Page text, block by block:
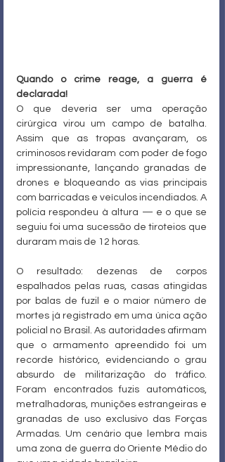
Quando o crime reage, a guerra é
declarada!
O que deveria ser uma operação
cirúrgica virou um campo de batalha.
Assim que as tropas avançaram, os
criminosos revidaram com poder de fogo
impressionante, lançando granadas de
drones e bloqueando as vias principais
com barricadas e veículos incendiados. A
polícia respondeu à altura — e o que se
seguiu foi uma sucessão de tiroteios que
duraram mais de 12 horas.
O resultado: dezenas de corpos
espalhados pelas ruas, casas atingidas
por balas de fuzil e o maior número de
mortes já registrado em uma única ação
policial no Brasil. As autoridades afirmam
que o armamento apreendido foi um
recorde histórico, evidenciando o grau
absurdo de militarização do tráfico.
Foram encontrados fuzis automáticos,
metralhadoras, munições estrangeiras e
granadas de uso exclusivo das Forças
Armadas. Um cenário que lembra mais
uma zona de guerra do Oriente Médio do